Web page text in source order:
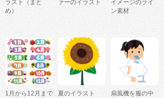
ラスト（まと
め）
ァーのイラスト
イメージのライ
ン素材
1月から12月まで
夏のイラスト
扇風機を服の中